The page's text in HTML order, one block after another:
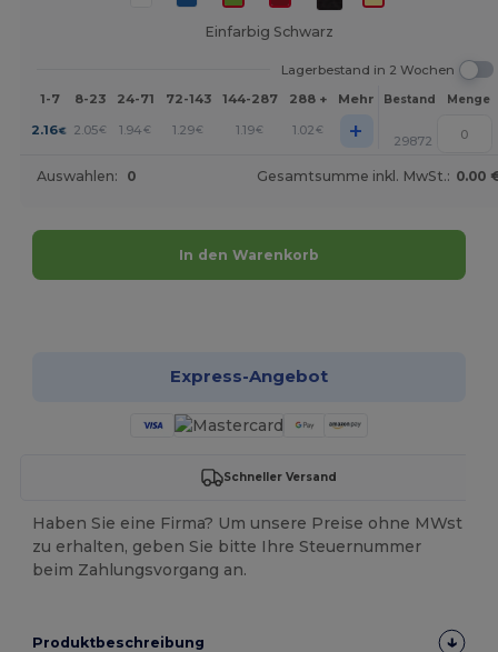
Einfarbig Schwarz
Lagerbestand in 2 Wochen
1-7
8-23 24-71 72-143 144-287 288 + Mehr Bestand Menge
2.16€ 2.05€ 1.94 € 1.29€ 1.19€ 1.02€ + 29872
Auswahlen: 0 Gesamtsumme inkl. MwSt.: 0.00
In den Warenkorb
Express-Angebot
Schneller Versand
Haben Sie eine Firma? Um unsere Preise ohne MWst
zu erhalten, geben Sie bitte Ihre Steuernummer
beim Zahlungsvorgang an.
Produktbeschreibung